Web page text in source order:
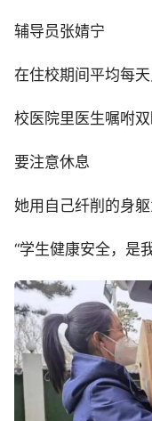
辅导员张婧宁
在住校期间平均每
校医院里医生嘱咐
要注意休息
她用自己纤削的身
“学生健康安全，是